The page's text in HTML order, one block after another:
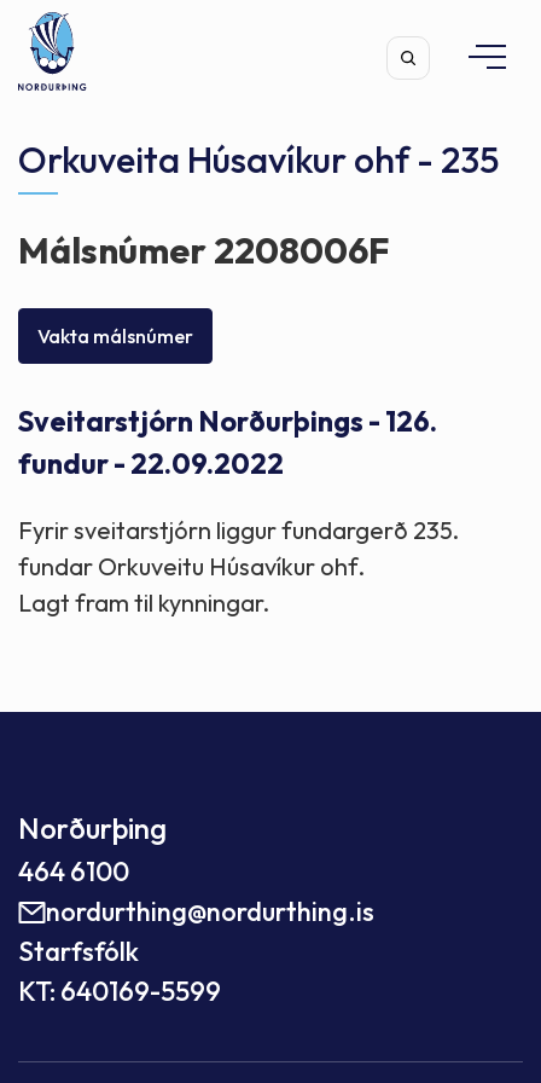
Leita
Orkuveita Húsavíkur ohf - 235
Málsnúmer 2208006F
Vakta málsnúmer
Sveitarstjórn Norðurþings - 126.
fundur - 22.09.2022
Fyrir sveitarstjórn liggur fundargerð 235.
fundar Orkuveitu Húsavíkur ohf.
Lagt fram til kynningar.
Norðurþing
464 6100
nordurthing@nordurthing.is
Starfsfólk
KT: 640169-5599